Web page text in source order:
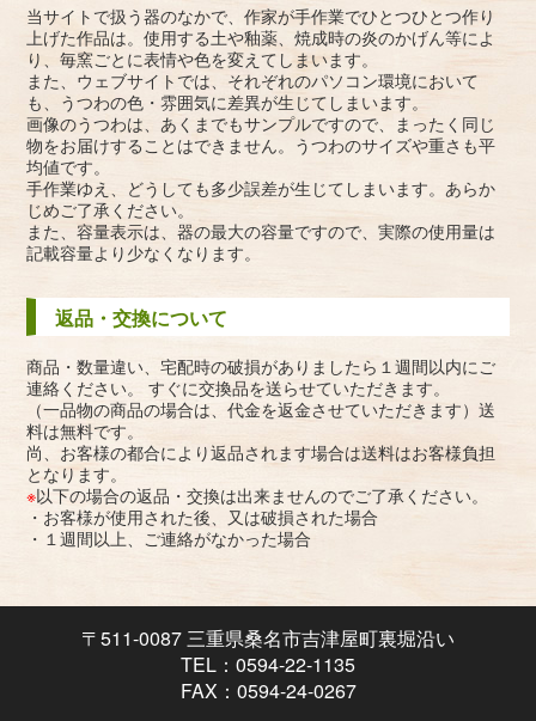
当サイトで扱う器のなかで、作家が手作業でひとつひとつ作り
上げた作品は。使用する土や釉薬、焼成時の炎のかげん等によ
り、毎窯ごとに表情や色を変えてしまいます。
また、ウェブサイトでは、それぞれのパソコン環境において
も、うつわの色・雰囲気に差異が生じてしまいます。
画像のうつわは、あくまでもサンプルですので、まったく同じ
物をお届けすることはできません。うつわのサイズや重さも平
均値です。
手作業ゆえ、どうしても多少誤差が生じてしまいます。あらか
じめご了承ください。
また、容量表示は、器の最大の容量ですので、実際の使用量は
記載容量より少なくなります。
返品・交換について
商品・数量違い、宅配時の破損がありましたら１週間以内にご
連絡ください。 すぐに交換品を送らせていただきます。
（一品物の商品の場合は、代金を返金させていただきます）送
料は無料です。
尚、お客様の都合により返品されます場合は送料はお客様負担
となります。
※以下の場合の返品・交換は出来ませんのでご了承ください。
・お客様が使用された後、又は破損された場合
・１週間以上、ご連絡がなかった場合
〒511-0087 三重県桑名市吉津屋町裏堀沿い
TEL：0594-22-1135
FAX：0594-24-0267